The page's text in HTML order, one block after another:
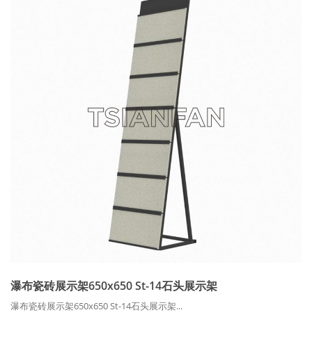
瀑布瓷砖展示架650x650 St-14石头展示架
瀑布瓷砖展示架650x650 St-14石头展示架...